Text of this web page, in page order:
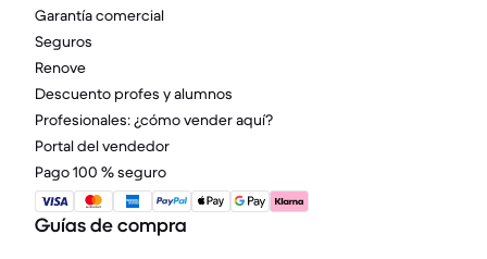
Garantía comercial
Seguros
Renove
Descuento profes y alumnos
Profesionales: ¿cómo vender aquí?
Portal del vendedor
Pago 100 % seguro
Guías de compra